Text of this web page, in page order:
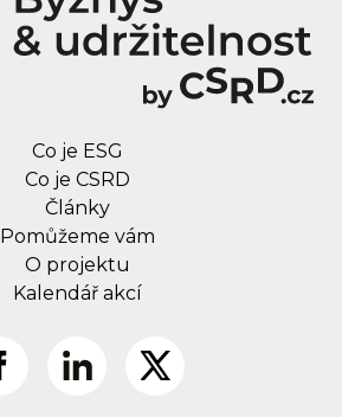
Co je ESG
Co je CSRD
Články
Pomůžeme vám
O projektu
Kalendář akcí